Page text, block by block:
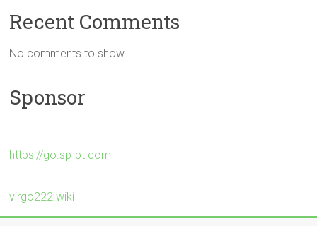
Recent Comments
No comments to show.
Sponsor
https://go.sp-pt.com
virgo222.wiki